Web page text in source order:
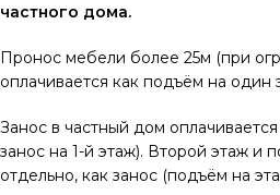
частного дома.
Пронос мебели более 25м (при
оплачивается как подъём на один
Занос в частный дом
занос на 1-й этаж). Второй этаж и
отдельно, как занос (подъём на